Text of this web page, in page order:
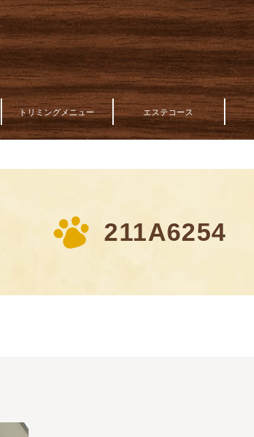
トリミングメニュー エステコース
211A6254